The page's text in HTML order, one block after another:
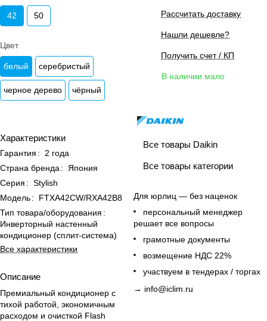
42 50
Цвет
белый серебристый
черное дерево чёрный
Характеристики
Гарантия :
2 года
Страна бренда :
Япония
Серия : Stylish
Модель:
FTXA42CW/RXA42B8
Тип товара/оборудования :
Инверторный настенный
кондиционер (сплит-система)
Все характеристики
Описание
Премиальный кондиционер с
тихой работой, экономичным
расходом и очисткой Flash
Рассчитать доставку
Нашли дешевле?
Получить счет / КП
В наличии мало
Все товары Daikin
Все товары категории
Для юрлиц — без наценок
персональный менеджер
решает все вопросы
грамотные документы
возмещение НДС 22%
участвуем в тендерах / торгах
→ info@iclim.ru